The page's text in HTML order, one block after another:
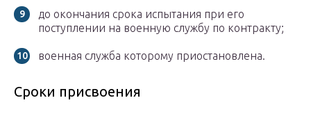
до окончания срока испытания при его
поступлении на военную службу по контракту;
военная служба которому приостановлена.
Сроки присвоения